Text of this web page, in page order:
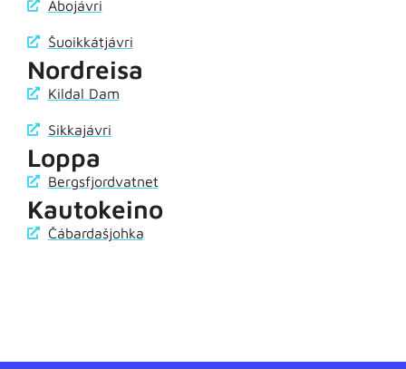
Ábojávri
Šuoikkátjávri
Nordreisa
Kildal Dam
Sikkajávri
Loppa
Bergsfjordvatnet
Kautokeino
Čábardašjohka